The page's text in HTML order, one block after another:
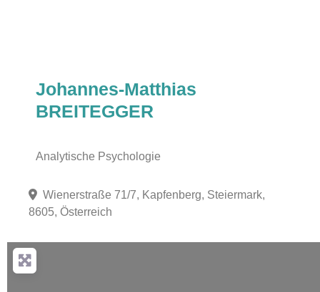
Johannes-Matthias
BREITEGGER
Analytische Psychologie
Wienerstraße 71/7, Kapfenberg, Steiermark,
8605, Österreich